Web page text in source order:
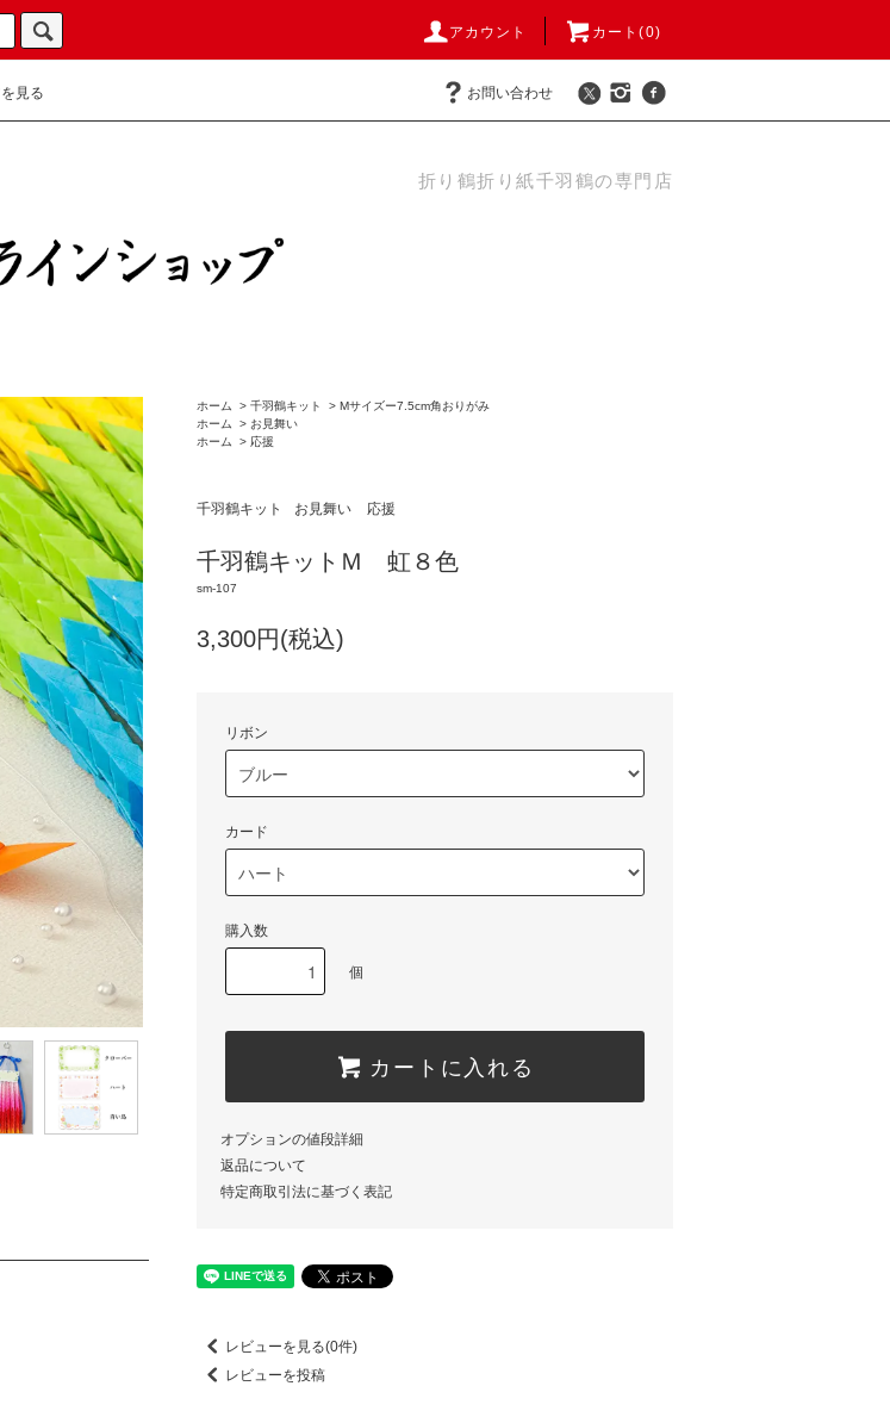
アカウント カート(0)
見る お問い合わせ
折り鶴折り紙千羽鶴の専門店
ホーム > 千羽鶴キット > Mサイズー7.5cm角おりがみ
ホーム
> お見舞い
ホーム
> 応援
千羽鶴キット お見舞い 応援
千羽鶴キットＭ 虹８色
sm-107
3,300円(税込)
リボン
カード
購入数
個
カートに入れる
オプションの値段詳細
返品について
特定商取引法に基づく表記
レビューを見る(0件)
レビューを投稿